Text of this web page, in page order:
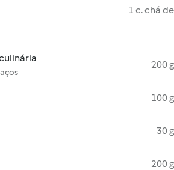
1 c. chá de
200 g
100 g
30 g
200 g